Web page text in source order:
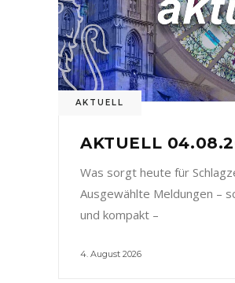
AKTUELL
AKTUELL
Was sorgt heute für
Ausgewählte Meldungen –
und kompakt –
4. August 2026